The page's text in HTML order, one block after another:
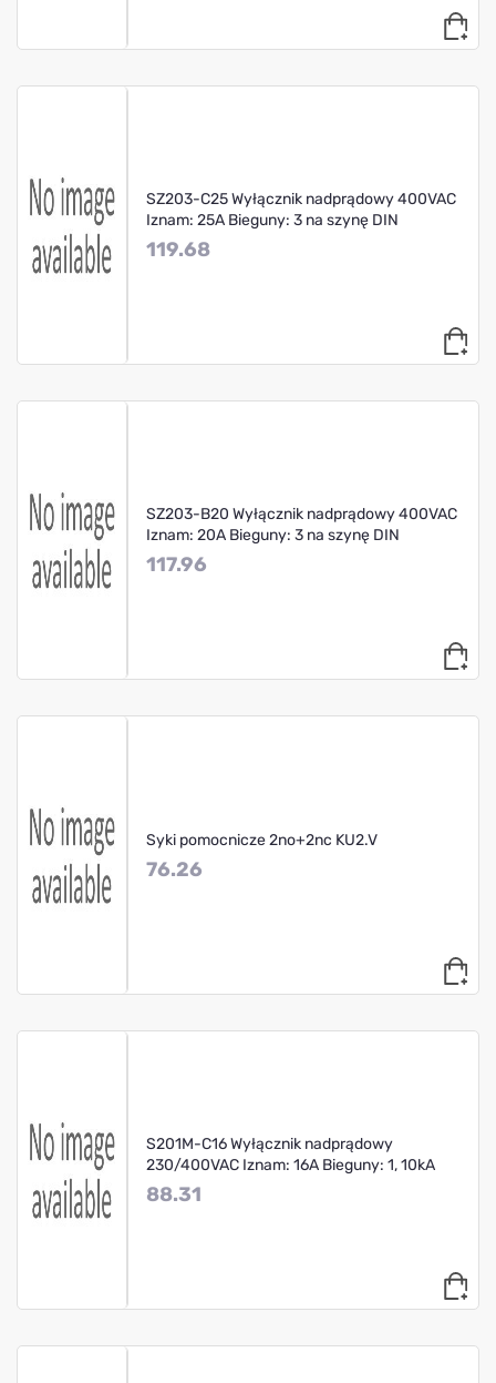
SZ203-C25 Wyłącznik nadprądowy 400VAC
Iznam: 25A Bieguny: 3 na szynę DIN
119.68
SZ203-B20 Wyłącznik nadprądowy 400VAC
Iznam: 20A Bieguny: 3 na szynę DIN
117.96
Syki pomocnicze 2no+2nc KU2.V
76.26
S201M-C16 Wyłącznik nadprądowy
230/400VAC Iznam: 16A Bieguny: 1, 10kA
88.31